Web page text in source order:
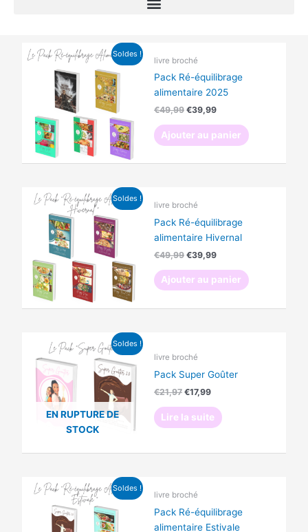
Soldes !
livre broché
Pack Ré-équilibrage
alimentaire 2025
€49,99
prix
était :
€49,99.
€39,99
est :
€39,99.
Ajouter au panier
Soldes !
livre broché
Pack Ré-équilibrage
alimentaire Hivernal
€49,99
prix
était :
€49,99.
€39,99
est :
€39,99.
Ajouter au panier
Soldes !
EN RUPTURE DE
STOCK
livre broché
Pack Super Goûter
€21,97
initial
était :
€21,97.
€17,99
est :
€17,99.
Lire la suite
Soldes !
livre broché
Pack Ré-équilibrage
alimentaire Estivale
prix
était :
€49,99.
est :
€39,99.